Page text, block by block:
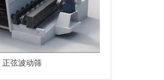
正弦波动筛